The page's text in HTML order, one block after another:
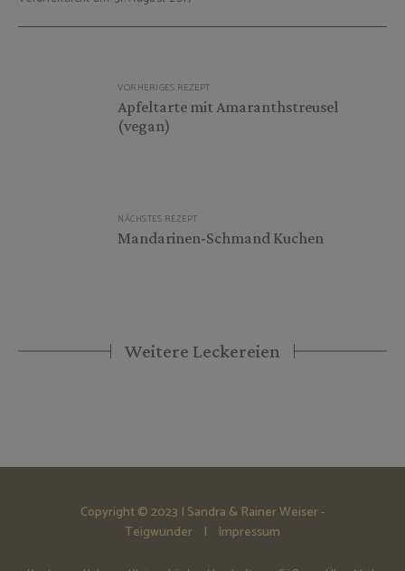
Beitragsnavigation
VORHERIGES REZEPT
Apfeltarte mit Amaranthstreusel
(vegan)
NÄCHSTES REZEPT
Mandarinen-Schmand Kuchen
Weitere Leckereien
Copyright © 2023 | Sandra & Rainer Weiser -
Teigwunder | Impressum